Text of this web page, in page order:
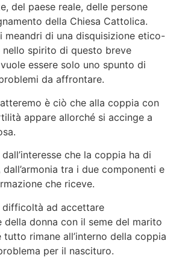
del paese reale, delle persone
della Chiesa Cattolica.
meandri di una disqui­sizione etico-
nello spirito di questo breve
essere solo uno spunto di
da affrontare.
è ciò che alla coppia con
appare allorché si accinge a
che la coppia ha di
tra i due componenti e
che riceve.
difficoltà ad accettare
della donna con il seme del marito
rimane all’interno della coppia
per il nascitu­ro.